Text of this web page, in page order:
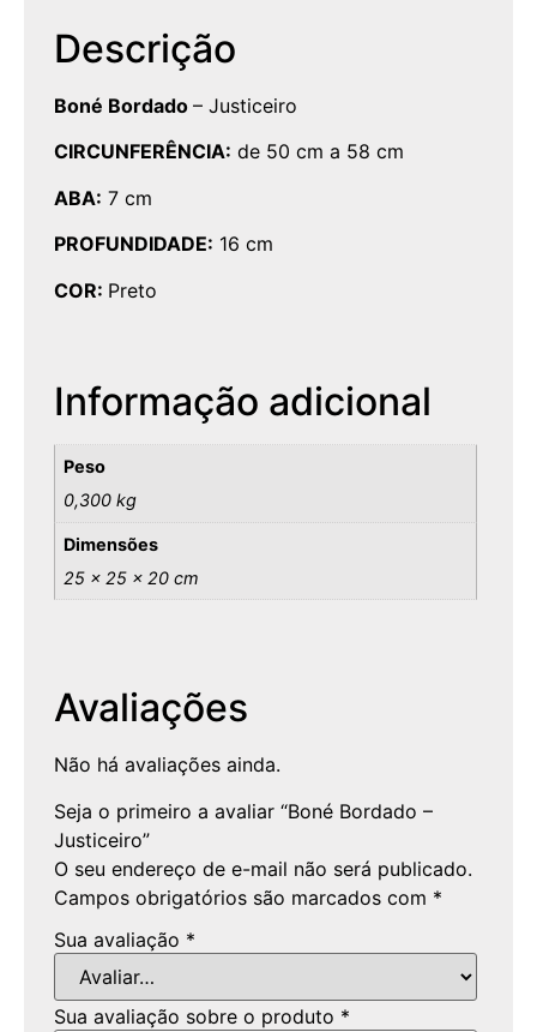
Descrição
Boné Bordado – Justiceiro
CIRCUNFERÊNCIA: de 50 cm a 58 cm
ABA: 7 cm
PROFUNDIDADE: 16 cm
COR: Preto
Informação adicional
Peso
0,300 kg
Dimensões
25 × 25 × 20 cm
Avaliações
Não há avaliações ainda.
Seja o primeiro a avaliar “Boné Bordado –
Justiceiro”
O seu endereço de e-mail não será publicado.
Campos obrigatórios são marcados com *
Sua avaliação *
Sua avaliação sobre o produto *